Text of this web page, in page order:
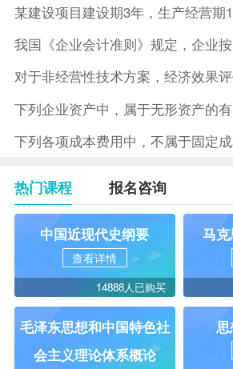
下列企业资产中，属于无形资产
下列各项成本费用中，不属于固定成
热门课程 报名咨询
中国近现代史纲要
查看详情
14888人已购买
马
毛泽东思想和中国特色社
会主义理论体系概论